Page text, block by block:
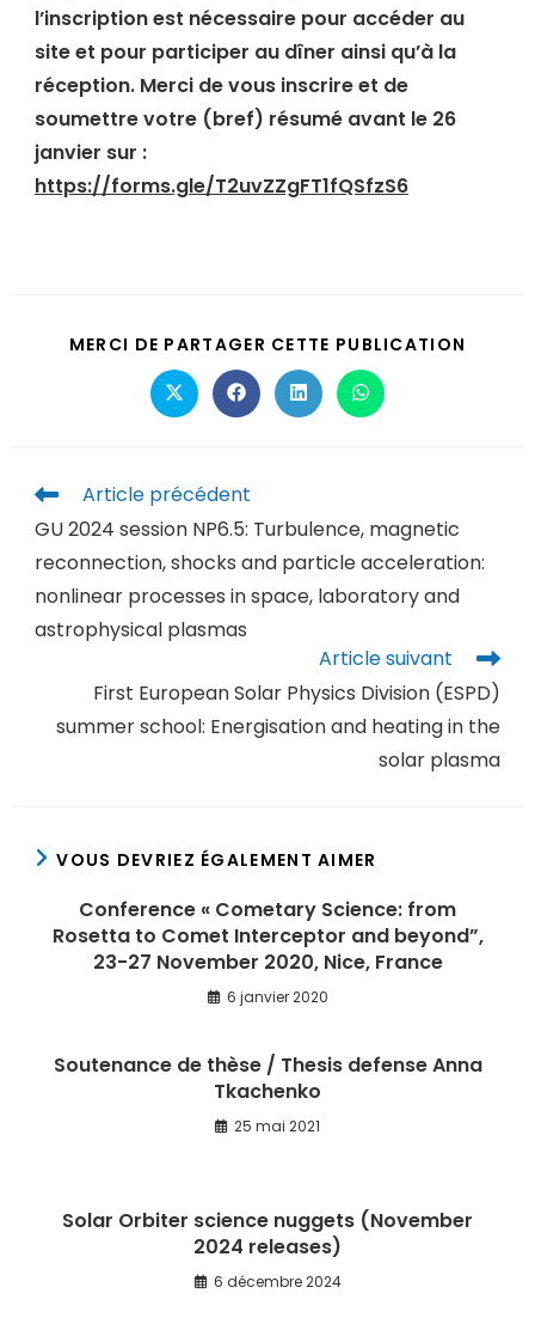
l’inscription est nécessaire pour accéder au
site et pour participer au dîner ainsi qu’à la
réception. Merci de vous inscrire et de
soumettre votre (bref) résumé avant le 26
janvier sur :
https://forms.gle/T2uvZZgFT1fQSfzS6
MERCI DE PARTAGER CETTE PUBLICATION
Article précédent
GU 2024 session NP6.5: Turbulence, magnetic
reconnection, shocks and particle acceleration:
nonlinear processes in space, laboratory and
astrophysical plasmas
Article suivant
First European Solar Physics Division (ESPD)
summer school: Energisation and heating in the
solar plasma
VOUS DEVRIEZ ÉGALEMENT AIMER
Conference « Cometary Science: from
Rosetta to Comet Interceptor and beyond”,
23-27 November 2020, Nice, France
6 janvier 2020
Soutenance de thèse / Thesis defense Anna
Tkachenko
25 mai 2021
Solar Orbiter science nuggets (November
2024 releases)
6 décembre 2024